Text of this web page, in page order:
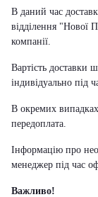
В даний час
відділення "Нової
компанії.
Вартість доставки
індивідуально під
В окремих
передоплата.
Інформацію про
менеджер під час
Важливо!